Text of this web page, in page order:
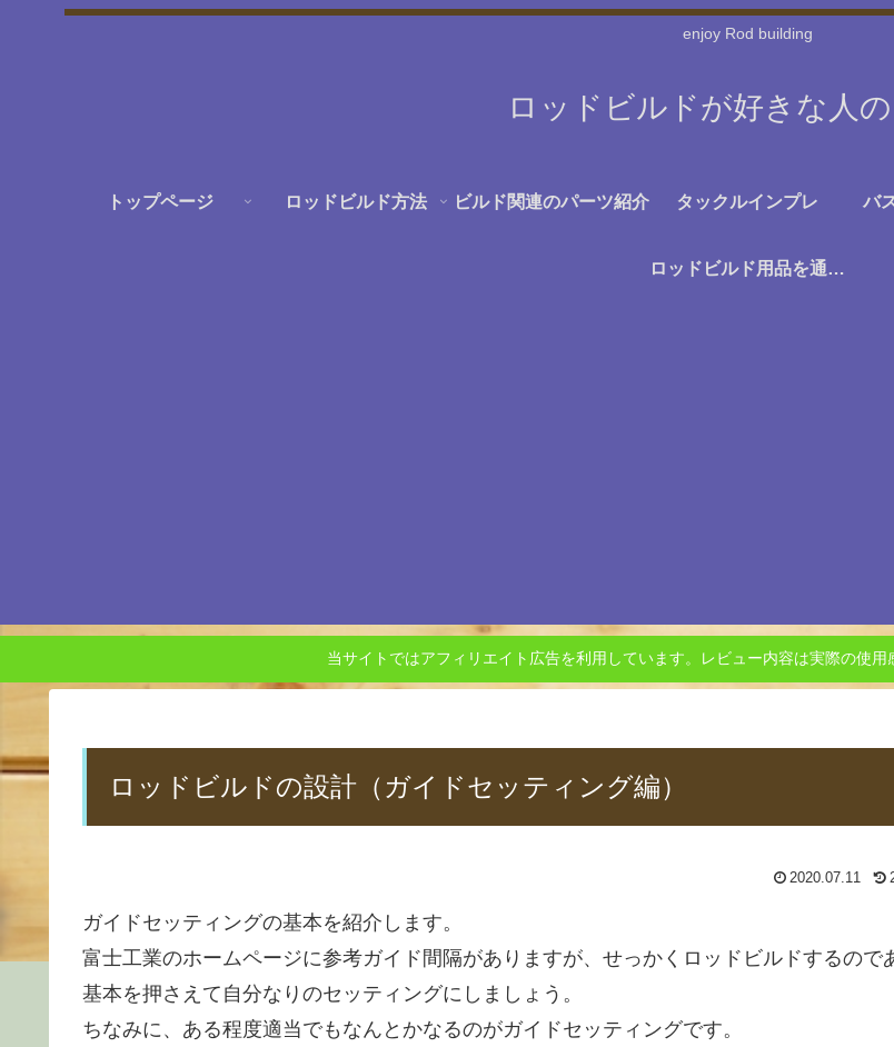
enjoy Rod building
ロッドビルドが好きな人
トップページ ロッドビルド方法 ビルド関連のパーツ紹介 タックルインプレ バ
ロッドビルド用品を通販で探す
当サイトではアフィリエイト広告を利用しています。レビュー内容は実際の使用
ロッドビルドの設計（ガイドセッティング編）
2020.07.11
ガイドセッティングの基本を紹介します。
富士工業のホームページに参考ガイド間隔がありますが、せっかくロッドビルドするので
基本を押さえて自分なりのセッティングにしましょう。
ちなみに、ある程度適当でもなんとかなるのがガイドセッティングです。